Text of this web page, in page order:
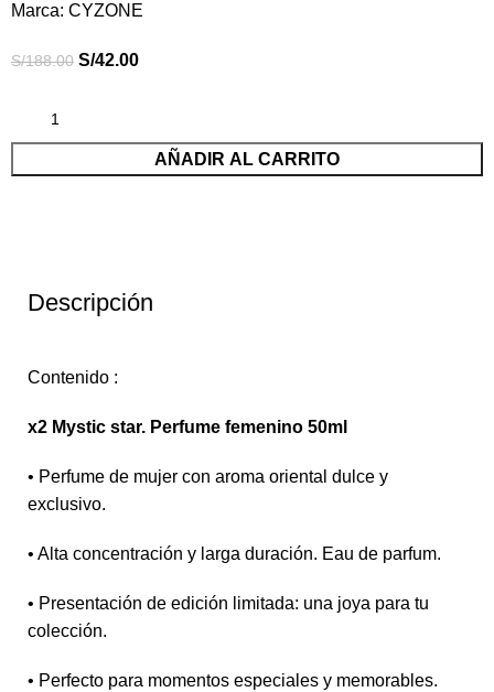
Marca:CYZONE
S/188.00 S/42.00
AÑADIR AL CARRITO
Descripción
Contenido :
x2 Mystic star. Perfume femenino 50ml
• Perfume de mujer con aroma oriental dulce y
exclusivo.
• Alta concentración y larga duración. Eau de parfum.
• Presentación de edición limitada: una joya para tu
colección.
• Perfecto para momentos especiales y memorables.